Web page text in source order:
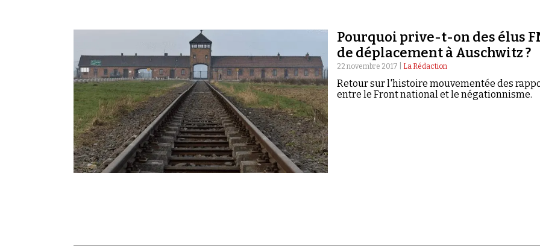
Pourquoi prive-t-on des élus
de déplacement à Auschwitz ?
22 novembre 2017 | La Rédaction
Retour sur l'histoire mouvementée des
entre le Front national et le négationnisme.